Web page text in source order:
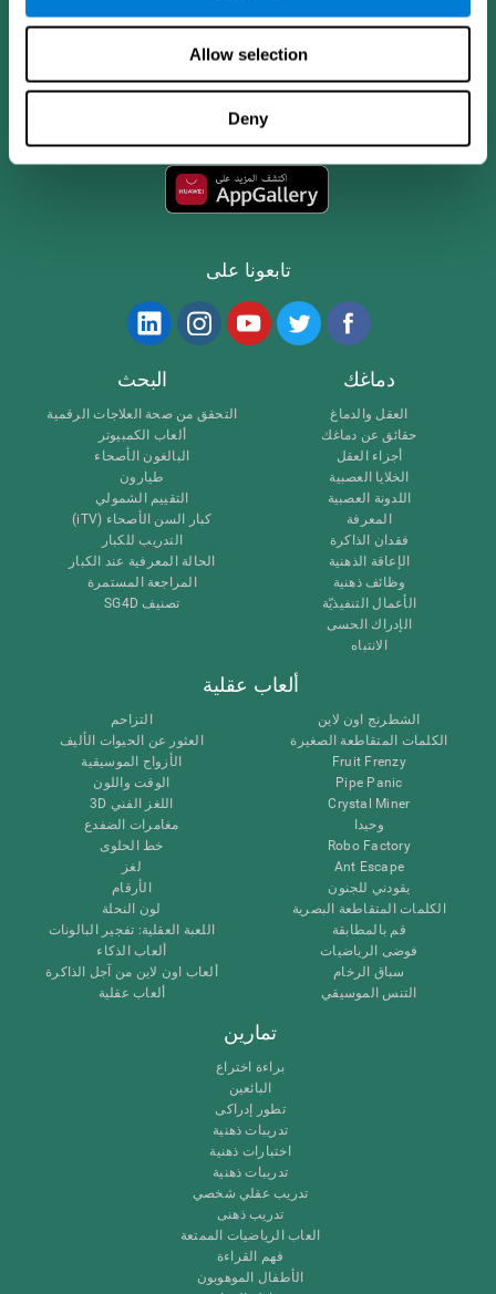
Allow selection
Deny
تطبيق CogniFit
تابعونا على
دماغك
العقل والدماغ
حقائق عن دماغك
أجزاء العقل
الخلايا العصبية
اللدونة العصبية
المعرفة
فقدان الذاكرة
الإعاقة الذهنية
وظائف ذهنية
الأعمال التنفيذيّة
الإدراك الحسى
الانتباه
البحث
التحقق من صحة العلاجات الرقمية
ألعاب الكمبيوتر
البالغون الأصحاء
طيارون
التقييم الشمولي
كبار السن الأصحاء (iTV)
التدريب للكبار
الحالة المعرفية عند الكبار
المراجعة المستمرة
تصنيف SG4D
ألعاب عقلية
الشطرنج اون لاين
الكلمات المتقاطعة الصغيرة
Fruit Frenzy
Pipe Panic
Crystal Miner
وحيدا
Robo Factory
Ant Escape
يقودني للجنون
الكلمات المتقاطعة البصرية
قم بالمطابقة
فوضى الرياضيات
سباق الرخام
التنس الموسيقي
التزاحم
العثور عن الحيوات الأليف
الأزواج الموسيقية
الوقت واللون
اللغز الفني 3D
مغامرات الضفدع
خط الحلوى
لغز
الأرقام
لون النحلة
اللعبة العقلية: تفجير البالونات
ألعاب الذكاء
ألعاب اون لاين من آجل الذاكرة
ألعاب عقلية
تمارين
براءة اختراع
البائعين
تطور إدراكى
تدريبات ذهنية
اختبارات ذهنية
تدريبات ذهنية
تدريب عقلي شخصي
تدريب ذهنى
العاب الرياضيات الممتعة
فهم القراءة
الأطفال الموهوبون